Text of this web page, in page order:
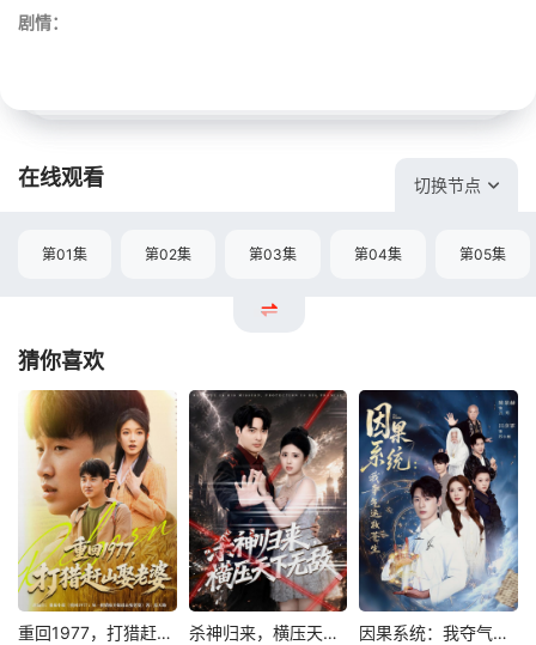
剧情：
在线观看 切换节点
第01集 第02集 第03集 第04集 第05集
猜你喜欢
重回1977，打猎赶山娶老婆 杀神归来，横压天下无敌 因果系统：我夺气运救苍生